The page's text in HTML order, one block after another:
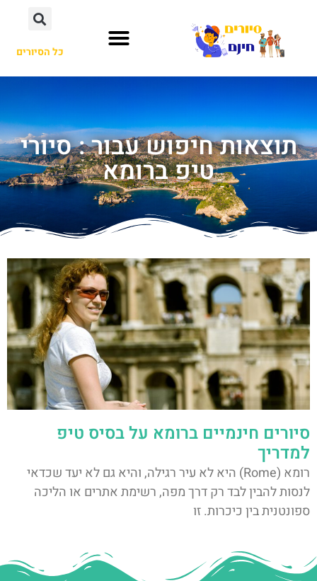
כל הסיורים
תוצאות חיפוש עבור : סיורי
טיפ ברומא
סיורים חינמיים ברומא על בסיס טיפ
למדריך
רומא (Rome) היא לא עיר רגילה, והיא גם לא יעד שכדאי
לנסות להבין לבד רק דרך מפה, רשימת אתרים או הליכה
ספונטנית בין כיכרות. זו